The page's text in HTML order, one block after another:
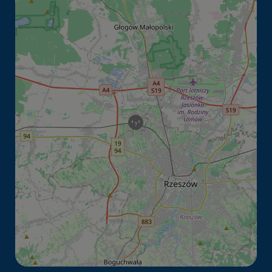
Youtube
Więcej informacji o zasadach plików cookies
możesz znaleźć na:
https://policies.google.com/privacy?hl=pl&gl
=pl